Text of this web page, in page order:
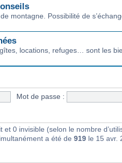
montagne. Possibilité de
locations, refuges… sont les
Mot de passe :
et 0 invisible (selon le nombre
a été de 919 le 15 avr.